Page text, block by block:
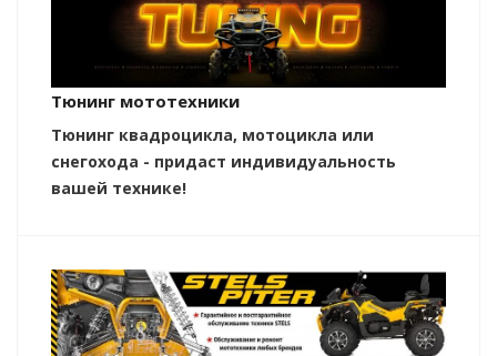
Тюнинг мототехники
Тюнинг квадроцикла, мотоцикла или
снегохода - придаст индивидуальность
вашей технике!